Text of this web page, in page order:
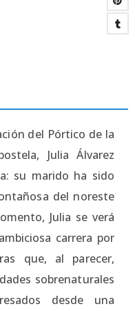
del Pórtico de la
Julia Álvarez
su marido ha sido
del noreste
Julia se verá
carrera por
que, al parecer,
sobrenaturales
desde una